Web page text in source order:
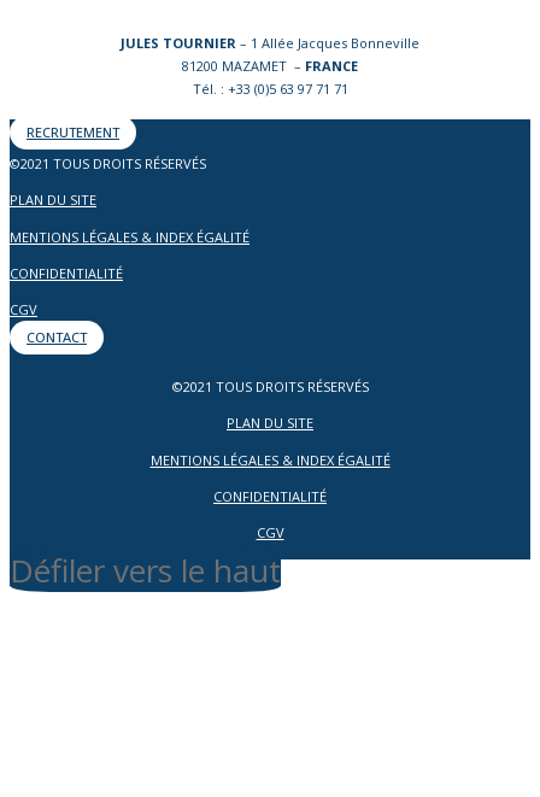
JULES TOURNIER – 1 Allée Jacques Bonneville
81200 MAZAMET – FRANCE
Tél. : +33 (0)5 63 97 71 71
RECRUTEMENT
©2021 TOUS DROITS RÉSERVÉS
PLAN DU SITE
MENTIONS LÉGALES & INDEX ÉGALITÉ
CONFIDENTIALITÉ
CGV
CONTACT
©2021 TOUS DROITS RÉSERVÉS
PLAN DU SITE
MENTIONS LÉGALES & INDEX ÉGALITÉ
CONFIDENTIALITÉ
CGV
Défiler vers le haut